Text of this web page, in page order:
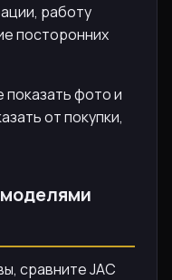
работу
посторонних
фото и
от покупки,
сравните JAC